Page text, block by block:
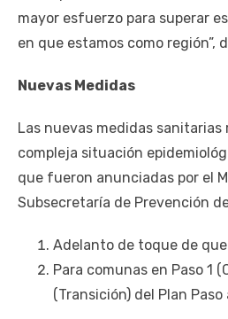
mayor esfuerzo para superar
en que estamos como región”,
Nuevas Medidas
Las nuevas medidas sanitarias
compleja situación
que fueron anunciadas por el
Subsecretaría de Prevención
Adelanto de toque de
Para comunas en Paso 1
(Transición) del Plan Paso